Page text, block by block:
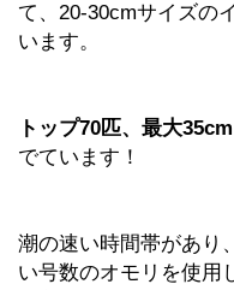
て、20-30cmサイズの
います。
トップ70匹、最大35cm
でています！
潮の速い時間帯があり
い号数のオモリを使用